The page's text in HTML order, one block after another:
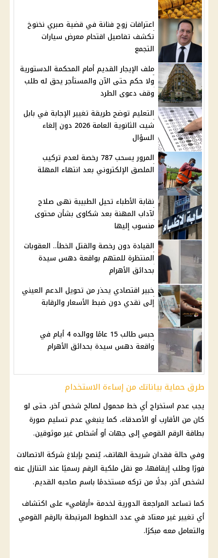
اعترافات زوج فنانة في قضية صبري نخنوخ
تكشف تفاصيل اقتحام معرض سيارات
التجمع
ملف الإيجار القديم أمام المحكمة الدستورية
ولا حكم حتى الآن والمستأجر يحق له طلب
وقف دعوى الطرد
التعليم توضح طريقة تغيير الإجابة في بابل
شيت الثانوية العامة 2026 دون إلغاء
السؤال
المرور يسحب 787 رخصة لعدم تركيب
الملصق الإلكتروني بعد انتهاء المهلة
نقابة الأطباء تحيل الطبيبة نهى صلاح
لآداب المهنة بعد شكاوى بشأن محتوى
منسوب إليها
القيادة دون رخصة والقتل الخطأ.. العقوبات
المنتظرة للمتهم بواقعة دهس سيدة
بحدائق الأهرام
خبير اقتصادي يحذر من تحويل الدعم العيني
إلى نقدي دون ضبط الأسعار والرقابة
حبس طالب 15 عامًا ووالده 4 أيام في
واقعة دهس سيدة بحدائق الأهرام
طرق حماية بياناتك من إساءة الاستخدام
يجب عدم استخراج أي خط محمول لصالح شخص آخر، حتى لو
كان من الأقارب أو الأصدقاء، كما ينبغي عدم تسليم صورة
بطاقة الرقم القومي إلى جهات أو أشخاص غير موثوقين.
وفي حالة فقدان شريحة الهاتف، يُنصح بإبلاغ شركة الاتصالات
فورًا وطلب إيقافها، مع نقل ملكية الرقم رسميًا عند التنازل عنه
لشخص آخر، بدلًا من تركه مستخدمًا باسم صاحبه القديم.
كما تساعد المراجعة الدورية لخدمة «أرقامي» على اكتشاف
أي تغيير غير معتاد في عدد الخطوط المرتبطة بالرقم القومي
والتعامل معه مبكرًا.